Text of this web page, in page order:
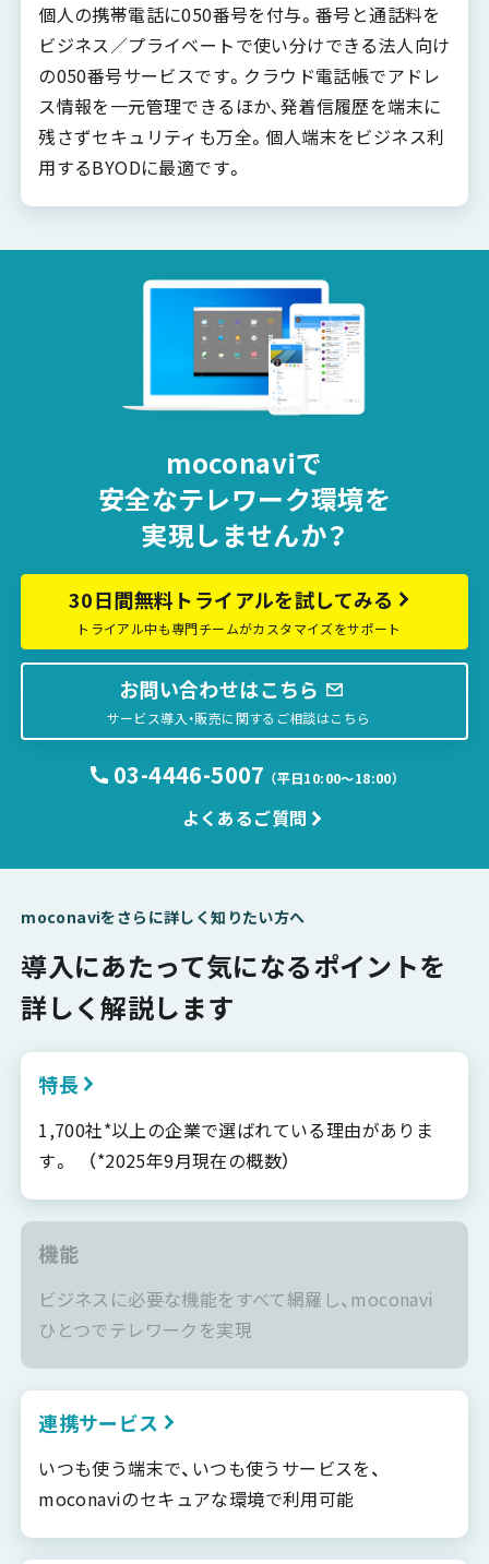
個人の携帯電話に050番号を付与。番号と通話料を
ビジネス／プライベートで使い分けできる法人向け
の050番号サービスです。クラウド電話帳でアドレ
ス情報を一元管理できるほか､発着信履歴を端末に
残さずセキュリティも万全。個人端末をビジネス利
用するBYODに最適です。
moconaviで
安全なテレワーク環境を
実現しませんか？
30日間無料トライアルを試してみる
トライアル中も専門チームがカスタマイズをサポート
お問い合わせはこちら
サービス導入・販売に関するご相談はこちら
03-4446-5007 （平日10:00〜18:00）
よくあるご質問
moconaviをさらに詳しく知りたい方へ
導入にあたって気になるポイントを
詳しく解説します
特長
1,700社*以上の企業で選ばれている理由がありま
す。 （*2025年9月現在の概数）
機能
ビジネスに必要な機能をすべて網羅し、moconavi
ひとつでテレワークを実現
連携サービス
いつも使う端末で、いつも使うサービスを、
moconaviのセキュアな環境で利用可能